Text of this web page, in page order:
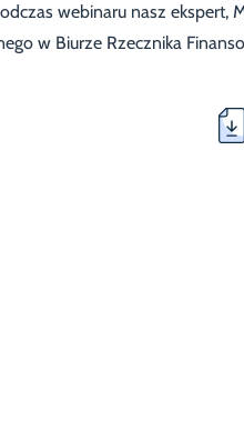
webinaru nasz ekspert,
w Biurze Rzecznika